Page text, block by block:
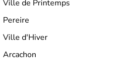
points essentiels fréquentés
pèlerins.
Ville de Printemps
Pereire
Ville d'Hiver
Arcachon